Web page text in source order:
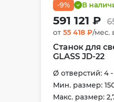
-9% В
591 121 ₽
от 55 418 ₽/мес.
Станок для
GLASS JD-22
Ø отверстий: 4
Мин. размер:
Maкс. размер: